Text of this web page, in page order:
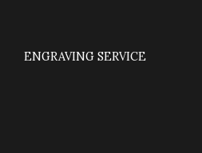
ENGRAVING SERVICE